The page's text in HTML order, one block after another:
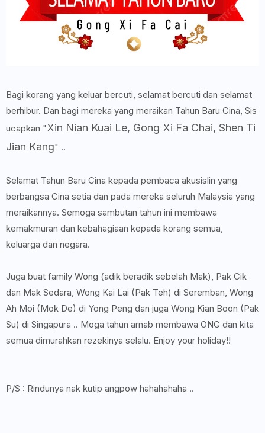
Bagi korang yang keluar bercuti, selamat bercuti dan selamat
berhibur. Dan bagi mereka yang meraikan Tahun Baru Cina, Sis
ucapkan "Xin Nian Kuai Le, Gong Xi Fa Chai, Shen Ti
Jian Kang" ..
Selamat Tahun Baru Cina kepada pembaca akusislin yang
berbangsa Cina setia dan pada mereka seluruh Malaysia yang
meraikannya. Semoga sambutan tahun ini membawa
kemakmuran dan kebahagiaan kepada korang semua,
keluarga dan negara.
Juga buat family Wong (adik beradik sebelah Mak), Pak Cik
dan Mak Sedara, Wong Kai Lai (Pak Teh) di Seremban, Wong
Ah Moi (Mok De) di Yong Peng dan juga Wong Kian Boon (Pak
Su) di Singapura .. Moga tahun arnab membawa ONG dan kita
semua dimurahkan rezekinya selalu. Enjoy your holiday!!
P/S : Rindunya nak kutip angpow hahahahaha ..